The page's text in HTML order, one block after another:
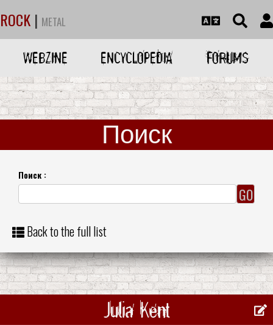
ROCK | METAL
WEBZINE ENCYCLOPEDIA FORUMS
Поиск
Поиск :
Back to the full list
Julia Kent